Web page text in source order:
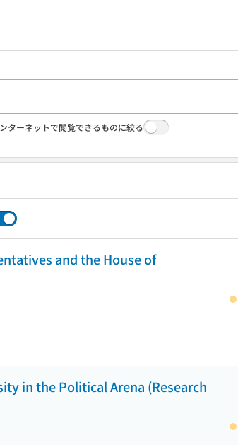
ターネットで閲覧できるものに絞る
and the House of
in the Political Arena (Research